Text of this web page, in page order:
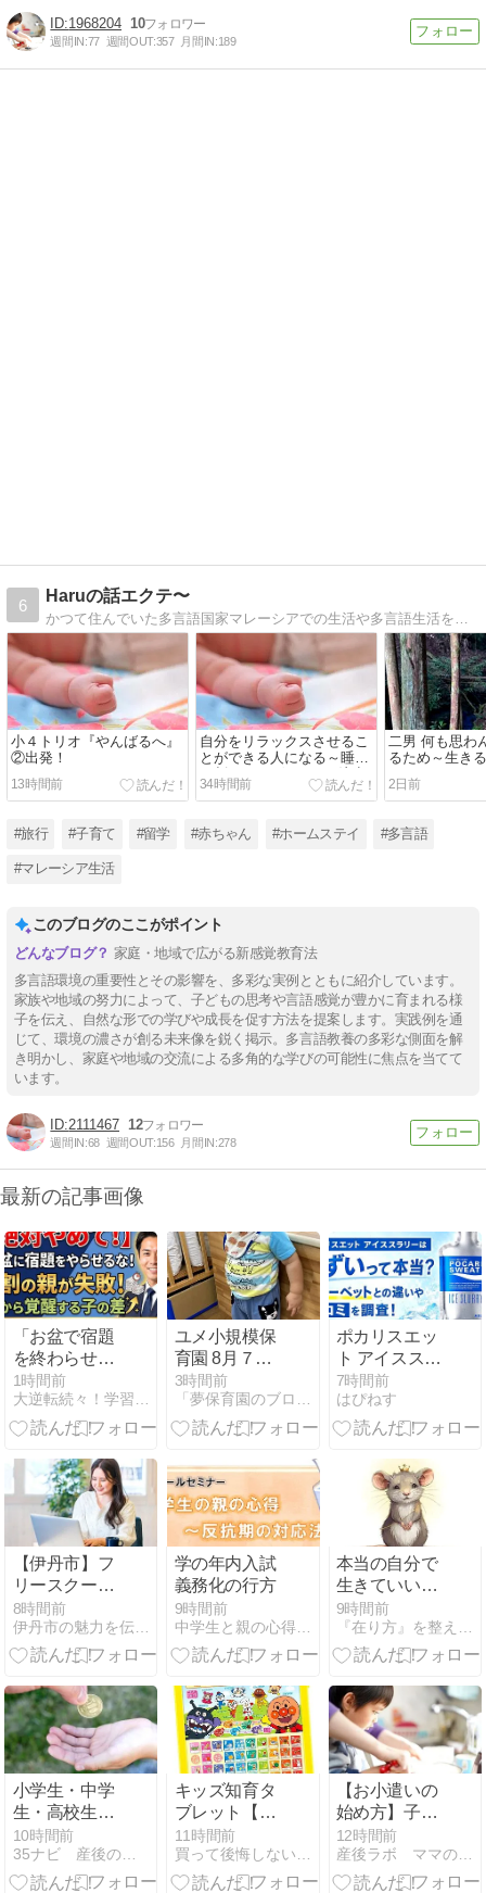
1968204 10
週間IN:77 週間OUT:357 月間IN:189
6
Haruの話エクテ〜
小４トリオ『やんばるへ』
②出発！
13時間前
自分をリラックスさせるこ
とができる人になる～睡眠
を削ってのゲーム➡要注意
「失明＆てんかん」
34時間前
二男 何も思わ
るため～生きる
2日前
#旅行 #子育て #留学 #赤ちゃん #ホームステイ #多言語
#マレーシア生活
このブログのここがポイント
家庭・地域で広がる新感覚教育法
多言語環境の重要性とその影響を、多彩な実例とともに紹介しています。
家族や地域の努力によって、子どもの思考や言語感覚が豊かに育まれる様
子を伝え、自然な形での学びや成長を促す方法を提案します。実践例を通
じて、環境の濃さが創る未来像を鋭く掲示。多言語教養の多彩な側面を解
き明かし、家庭や地域の交流による多角的な学びの可能性に焦点を当てて
います。
2111467 12
週間IN:68 週間OUT:156 月間IN:278
最新の記事画像
「お盆で宿題
を終わらせな
きゃ！」と焦
っていません
か？
1時間前
大逆転続々！学習法指導塾ＰＨＩの次世代の教育法大公開！
ユメ小規模保
育園 8月７日
（金）②
3時間前
「夢保育園のブログ」（大阪府高槻市）〜人間教育〜
ポカリスエッ
ト アイススラ
リーはまずい
って本当？ シ
ャーベットと
ミを調査！
7時間前
はぴねす
【伊丹市】フ
リースクール
助成金はあ
る？相談窓口
と費用の仕組
8時間前
学の年内入試
義務化の行方
9時間前
中学生と親の心得 高校受験の勉強法相談
本当の自分で
生きていい理
由
9時間前
小学生・中学
生・高校生の
お小遣い相場
とは？後悔し
ない家庭のル
10時間前
35ナビ 産後のママ応援団 - 産後ナビ│頑張れママさん
キッズ知育タ
ブレット【も
う迷わない！
悩まない！失
敗しない！】
11時間前
【お小遣いの
始め方】子供
はいつから？
成功するため
の裏ワザと結
12時間前
産後ラボ ママのための応援団